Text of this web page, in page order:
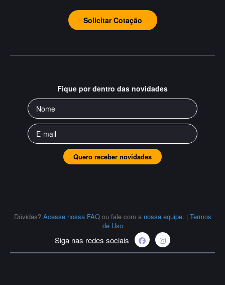
Solicitar Cotação
Fique por dentro das novidades
Quero receber novidades
Dúvidas? Acesse nossa FAQ ou fale com a nossa equipe. | Termos
de Uso
Siga nas redes sociais